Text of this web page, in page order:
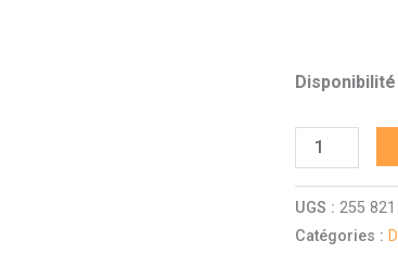
Disponibilité
UGS :255 821
Catégories :